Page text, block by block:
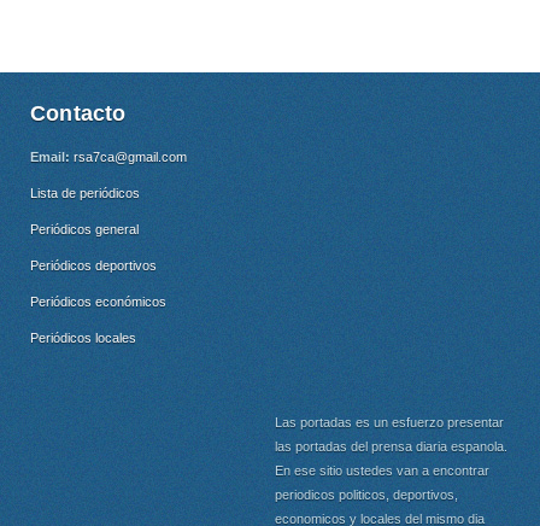
Contacto
Email: rsa7ca@gmail.com
Lista de periódicos
Periódicos general
Periódicos deportivos
Periódicos económicos
Periódicos locales
Las portadas es un esfuerzo presentar
las portadas del prensa diaria espanola.
En ese sitio ustedes van a encontrar
periodicos politicos, deportivos,
economicos y locales del mismo dia